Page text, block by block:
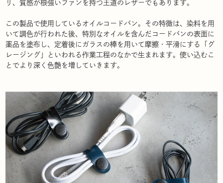
リ、質感が根強いファンを持つ王道のレザーでもあります。
この製品で使用しているオイルコードバン。その特徴は、染料を用
いて調色が行われた後、特別なオイルを含んだコードバンの表面に
薬品を塗布し、定着後にガラスの棒を用いて摩擦・平滑にする「グ
レージング」といわれる作業工程のなかで生まれます。使い込むこ
とでより深く色艶を増していきます。